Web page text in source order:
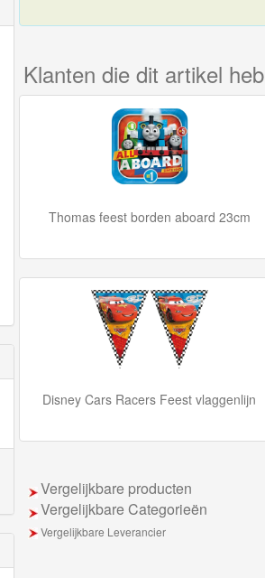
Klanten die dit artikel
Thomas feest borden aboard 23cm
Disney Cars Racers Feest vlaggenlijn
Vergelijkbare producten
Vergelijkbare Categorieën
Vergelijkbare Leverancier
Hot Wheels Auto - Cyber
€5.95
Bekijken